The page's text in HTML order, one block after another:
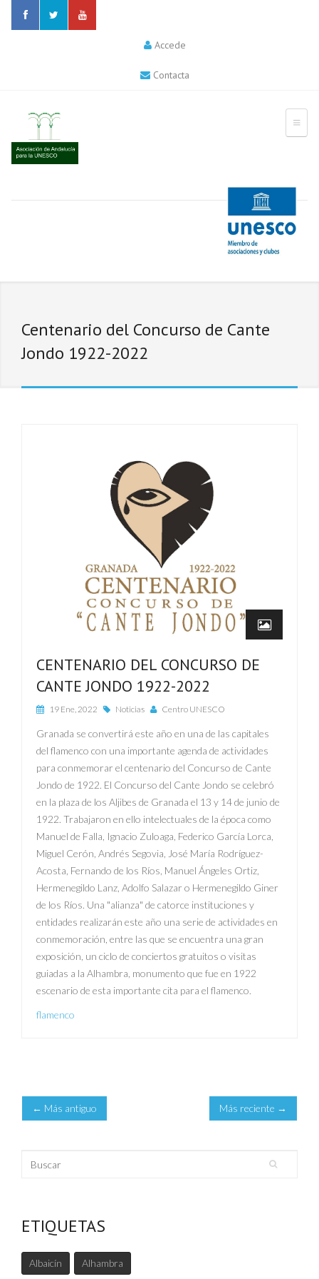
Accede
Contacta
Centenario del Concurso de Cante
Jondo 1922-2022
CENTENARIO DEL CONCURSO DE
CANTE JONDO 1922-2022
19 Ene, 2022 Noticias Centro UNESCO
Granada se convertirá este año en una de las capitales
del flamenco con una importante agenda de actividades
para conmemorar el centenario del Concurso de Cante
Jondo de 1922. El Concurso del Cante Jondo se celebró
en la plaza de los Aljibes de Granada el 13 y 14 de junio de
1922. Trabajaron en ello intelectuales de la época como
Manuel de Falla, Ignacio Zuloaga, Federico García Lorca,
Miguel Cerón, Andrés Segovia, José María Rodríguez-
Acosta, Fernando de los Ríos, Manuel Ángeles Ortiz,
Hermenegildo Lanz, Adolfo Salazar o Hermenegildo Giner
de los Ríos. Una "alianza" de catorce instituciones y
entidades realizarán este año una serie de actividades en
conmemoración, entre las que se encuentra una gran
exposición, un ciclo de conciertos gratuitos o visitas
guiadas a la Alhambra, monumento que fue en 1922
escenario de esta importante cita para el flamenco.
flamenco
← Más antiguo Más reciente →
Formulario de búsqueda
Buscar
ETIQUETAS
Albaicín Alhambra